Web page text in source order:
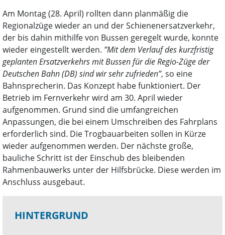
Am Montag (28. April) rollten dann planmäßig die
Regionalzüge wieder an und der Schienenersatzverkehr,
der bis dahin mithilfe von Bussen geregelt wurde, konnte
wieder eingestellt werden. ”Mit dem Verlauf des kurzfristig
geplanten Ersatzverkehrs mit Bussen für die Regio-Züge der
Deutschen Bahn (DB) sind wir sehr zufrieden”, so eine
Bahnsprecherin. Das Konzept habe funktioniert. Der
Betrieb im Fernverkehr wird am 30. April wieder
aufgenommen. Grund sind die umfangreichen
Anpassungen, die bei einem Umschreiben des Fahrplans
erforderlich sind. Die Trogbauarbeiten sollen in Kürze
wieder aufgenommen werden. Der nächste große,
bauliche Schritt ist der Einschub des bleibenden
Rahmenbauwerks unter der Hilfsbrücke. Diese werden im
Anschluss ausgebaut.
HINTERGRUND